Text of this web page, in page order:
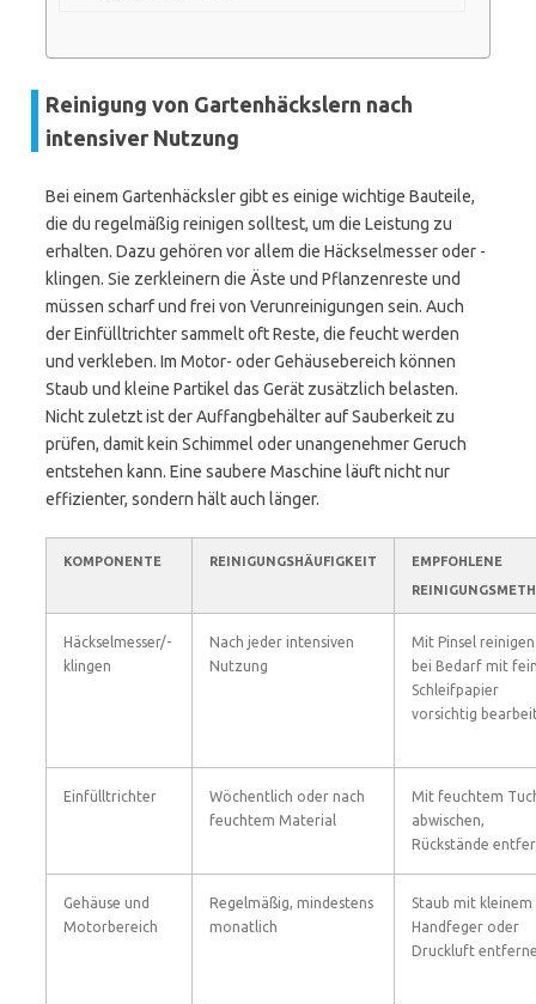
Reinigung von Gartenhäckslern nach
intensiver Nutzung
Bei einem Gartenhäcksler gibt es einige wichtige Bauteile,
die du regelmäßig reinigen solltest, um die Leistung zu
erhalten. Dazu gehören vor allem die Häckselmesser oder -
klingen. Sie zerkleinern die Äste und Pflanzenreste und
müssen scharf und frei von Verunreinigungen sein. Auch
der Einfülltrichter sammelt oft Reste, die feucht werden
und verkleben. Im Motor- oder Gehäusebereich können
Staub und kleine Partikel das Gerät zusätzlich belasten.
Nicht zuletzt ist der Auffangbehälter auf Sauberkeit zu
prüfen, damit kein Schimmel oder unangenehmer Geruch
entstehen kann. Eine saubere Maschine läuft nicht nur
effizienter, sondern hält auch länger.
KOMPONENTE REINIGUNGSHÄUFIGKEIT
EMPFOHLENE
Häckselmesser/-
klingen
Nach jeder intensiven
Nutzung
Mit Pinsel
bei Bedarf mit
Schleifpapier
vorsichtig
Einfülltrichter
Wöchentlich oder nach
feuchtem Material
Mit feuchtem
abwischen,
Rückstände
Gehäuse und
Motorbereich
Regelmäßig, mindestens
monatlich
Staub mit kleinem
Handfeger oder
Druckluft